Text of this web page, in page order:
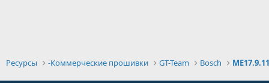
Ресурсы -Коммерческие прошивки GT-Team Bosch ME17.9.11